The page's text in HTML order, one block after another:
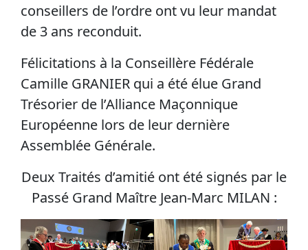
conseillers de l’ordre ont vu leur mandat
de 3 ans reconduit.
Félicitations à la Conseillère Fédérale
Camille GRANIER qui a été élue Grand
Trésorier de l’Alliance Maçonnique
Européenne lors de leur dernière
Assemblée Générale.
Deux Traités d’amitié ont été signés par le
Passé Grand Maître Jean-Marc MILAN :